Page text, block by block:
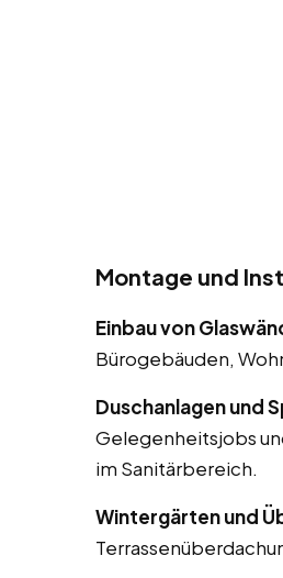
Montage und
Einbau von
Bürogebäuden,
Duschanlagen und
Gelegenheitsjobs
im Sanitärbereich.
Wintergärten und